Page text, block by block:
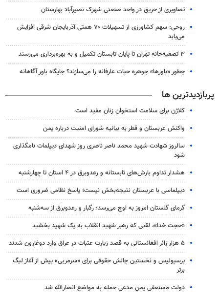
تصاویری از حریق در واحد صنعتی شهرک نصیرآباد بهارستان
روحی: سهم کشاورزی از تسهیلات ۷۰ همتی آذربایجان شرقی افزایش
می‌یابد
۳ ﺗﺼﻔﻴﻪ‌ﺧﺎﻧﻪ‌ تهران تا پایان تابستان تکمیل و به بهره‌برداری می‌رسند
چطور «باورها» جوهره حیات عارفانه را می‌سازند؟ جایگاه باور آگاهانه
پربازدیدترین ها
کلاژن برای سلامت استخوان زنان مفید است
واکنش عربستان و قطر به بیانیه شورای امنیت درباره یمن
سالروز شهادت شهید محمد ناصر ناصری روز شهدای دیپلمات نامگذاری
شود
هشدار تداوم بارش‌های تابستانه و رعدوبرق در ۴ استان تا چهارشنبه
دیپلماسی با عربستان نتیجه‌بخش نیست؛ پاسخ نظامی ضروری است
گرمای گلستان امروز به اوج می‌رسد؛ رگبار و رعدوبرق از سه‌شنبه
«حجت خدا»، لقبی که رهبر شهید انقلاب به یک شهید بخشید
۵ هزار زائر افغانستانی به قصد زیارت عتبات در عراق وارد دوغارون شدند
پرسپولیس و نخستین چالش حقوقی برای «سرمربی» پیش از آغاز لیگ
برتر
دولت مستعفی یمن مدعی حمله به مواضع انصارالله شد